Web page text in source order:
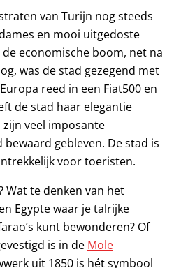
van Turijn nog steeds
en mooi uitgedoste
economische boom, net na
was de stad gezegend met
reed in een Fiat500 en
de stad haar elegantie
veel imposante
gebleven. De stad is
voor toeristen.
Wat te denken van het
Egypte waar je talrijke
kunt bewonderen? Of
is in de Mole
uit 1850 is hét symbool